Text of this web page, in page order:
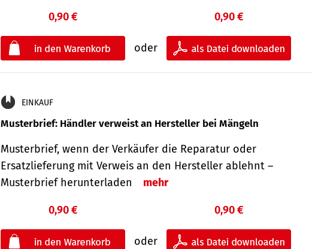
0,90 €
oder
0,90 €
EINKAUF
Musterbrief: Händler verweist an Hersteller bei Mängeln
Musterbrief, wenn der Verkäufer die Reparatur oder
Ersatzlieferung mit Verweis an den Hersteller ablehnt –
Musterbrief herunterladen
mehr
0,90 €
oder
0,90 €